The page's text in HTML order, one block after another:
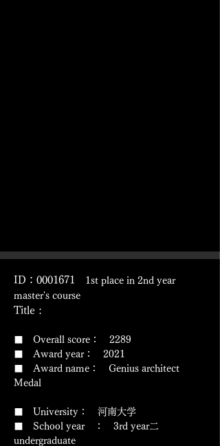
ID：0001671
1st place in 2nd year
master's course
Title :
■ Overall score： 2289
■ Award year： 2021
​■ Award name： Genius architect
Medal
■ University： 河南大学
■ School year ： 3rd year二
undergraduate